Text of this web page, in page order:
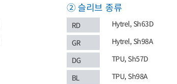
② 슬리브 종류
RD
Hytrel, Sh63D
GR
Hytrel, Sh98A
DG
TPU, Sh57D
BL
TPU, Sh98A